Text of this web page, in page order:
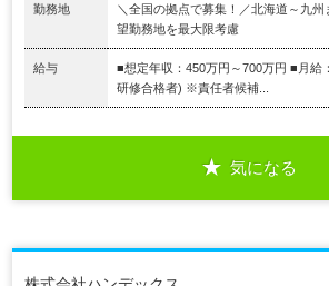
勤務地
＼全国の拠点で募集！／北海道～九
望勤務地を最大限考慮
給与
■想定年収：450万円～700万円 ■月給
研修合格者) ※責任者候補...
気になる